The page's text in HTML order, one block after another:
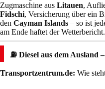
Zugmaschine aus Litauen,
Fidschi, Versicherung über ein
den Cayman Islands – so ist
am Ende haftet der
⛽ Diesel aus dem Ausland
Transportzentrum.de: Wie